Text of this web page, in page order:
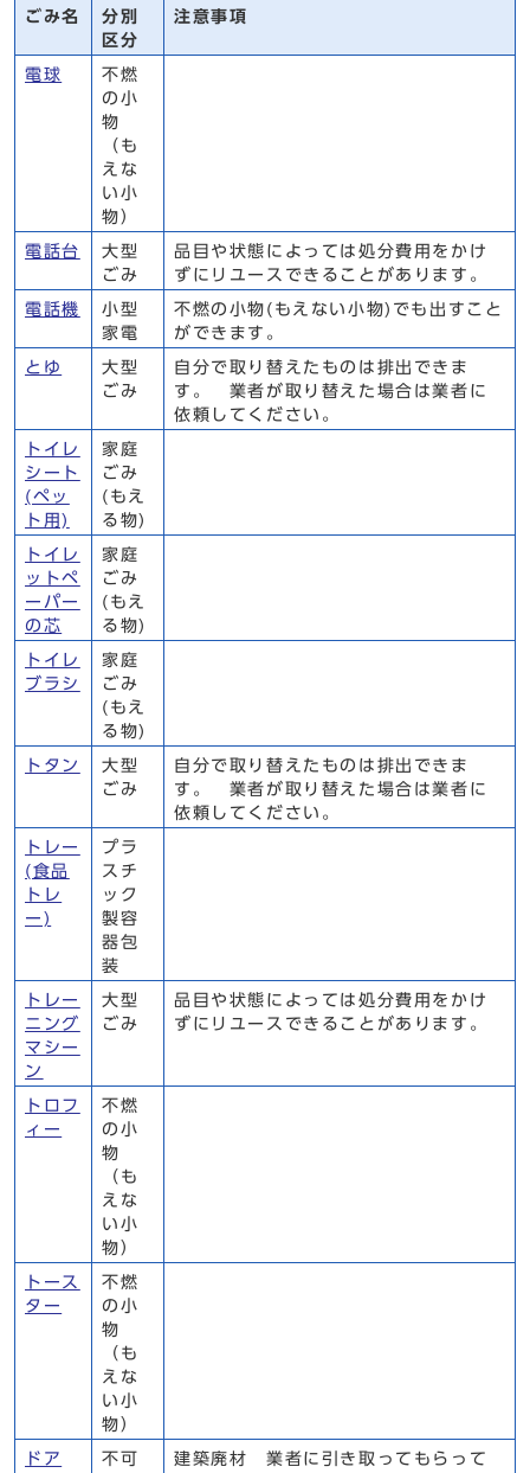
ごみ名
分別
区分
注意事項
電球
不燃
の小
物
（も
えな
い小
物）
電話台
大型
ごみ
品目や状態によっては処分費用をかけ
ずにリユースできることがあります。
電話機
小型
家電
不燃の小物(もえない小物)でも出すこと
ができます。
とゆ
大型
ごみ
自分で取り替えたものは排出できま
す。 業者が取り替えた場合は業者に
依頼してください。
トイレ
シート
(ペッ
ト用)
家庭
ごみ
(もえ
る物)
トイレ
ットペ
ーパー
の芯
家庭
ごみ
(もえ
る物)
トイレ
ブラシ
家庭
ごみ
(もえ
る物)
トタン
大型
ごみ
自分で取り替えたものは排出できま
す。 業者が取り替えた場合は業者に
依頼してください。
トレー
(食品
トレ
ー)
プラ
スチ
ック
製容
器包
装
トレー
ニング
マシー
ン
大型
ごみ
品目や状態によっては処分費用をかけ
ずにリユースできることがあります。
トロフ
ィー
不燃
の小
物
（も
えな
い小
物）
トース
ター
不燃
の小
物
（も
えな
い小
物）
ドア
不可
建築廃材 業者に引き取ってもらって